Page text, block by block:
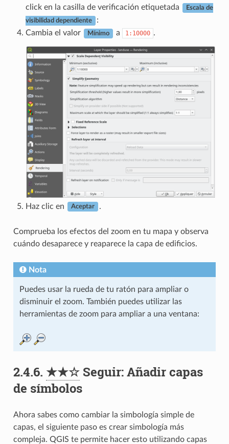
click en la casilla de verificación etiquetada
Escala de
visibilidad dependiente
:
Cambia el valor
Mínimo a 1:10000 .
Haz clic en Aceptar .
Comprueba los efectos del zoom en tu mapa y observa
cuándo desaparece y reaparece la capa de edificios.
Nota
Puedes usar la rueda de tu ratón para ampliar o
disminuir el zoom. También puedes utilizar las
herramientas de zoom para ampliar a una ventana:
2.4.6. ★★☆Seguir: Añadir capas
de símbolos
Ahora sabes como cambiar la simbología simple de
capas, el siguiente paso es crear simbología más
compleja. QGIS te permite hacer esto utilizando capas